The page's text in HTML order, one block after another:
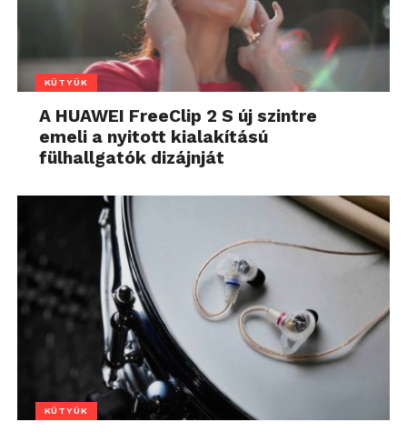
KÜTYÜK
A HUAWEI FreeClip 2 S új szintre
emeli a nyitott kialakítású
fülhallgatók dizájnját
KÜTYÜK